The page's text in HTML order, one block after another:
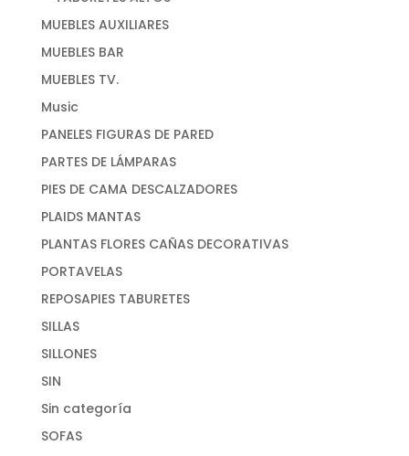
MUEBLES AUXILIARES
MUEBLES BAR
MUEBLES TV.
Music
PANELES FIGURAS DE PARED
PARTES DE LÁMPARAS
PIES DE CAMA DESCALZADORES
PLAIDS MANTAS
PLANTAS FLORES CAÑAS DECORATIVAS
PORTAVELAS
REPOSAPIES TABURETES
SILLAS
SILLONES
SIN
Sin categoría
SOFAS